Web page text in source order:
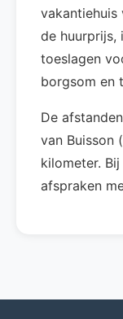
vakantiehuis
de huurprijs,
toeslagen
borgsom en
De
van Buisson
kilometer.
afspraken